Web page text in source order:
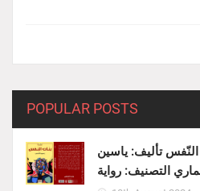
POPULAR POSTS
النّفس تأليف: ياسين
التصنيف: رواية